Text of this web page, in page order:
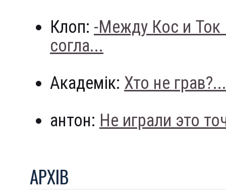
Клоп: -Между Кос и
согла...
Академік: Хто не грав?...
антон: Не играли это
АРХIВ